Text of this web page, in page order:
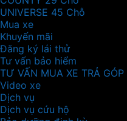
UNIVERSE 45 Chỗ
Mua xe
Khuyến mãi
Đăng ký lái thử
Tư vấn bảo hiểm
TƯ VẤN MUA XE TRẢ GÓP
Video xe
Dịch vụ
Dịch vụ cứu hộ